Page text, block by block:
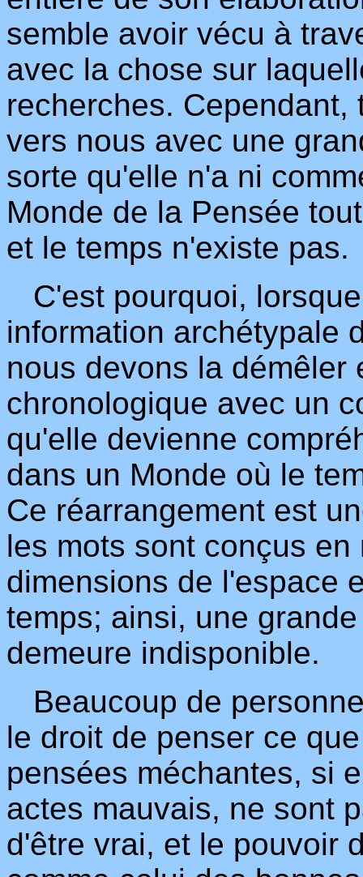
semble avoir vécu à
avec la chose sur
recherches.
vers nous avec une
sorte qu'elle n'a ni
Monde de la Pensée
et le temps n'existe pas.
C'est pourquoi,
information archétypale
nous devons la démêler
chronologique avec un
qu'elle devienne
dans un Monde où le
Ce réarrangement est
les mots sont conçus
dimensions de l'espace
temps; ainsi, une
demeure indisponible.
Beaucoup de
le droit de penser ce
pensées méchantes, si
actes mauvais, ne sont
d'être vrai, et le pouvoir